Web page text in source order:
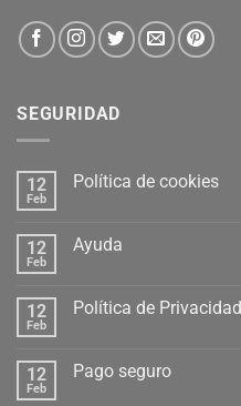
SEGURIDAD
12
Feb
Política de cookies
12
Feb
Ayuda
12
Feb
Política de Privacidad
12
Feb
Pago seguro